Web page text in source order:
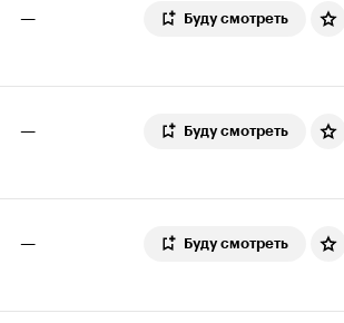
— Буду смотреть
— Буду смотреть
— Буду смотреть